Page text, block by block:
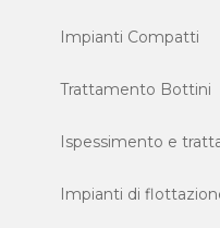
Impianti Compatti
Trattamento Bottini
Ispessimento e
Impianti di